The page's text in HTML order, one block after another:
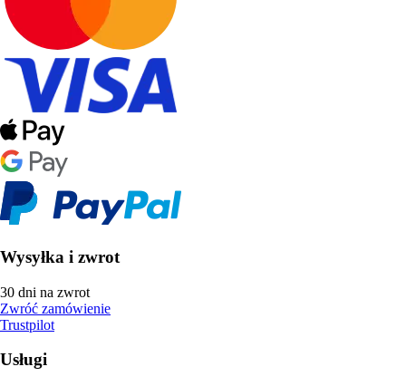
Wysyłka i zwrot
30 dni na zwrot
Zwróć zamówienie
Trustpilot
Usługi